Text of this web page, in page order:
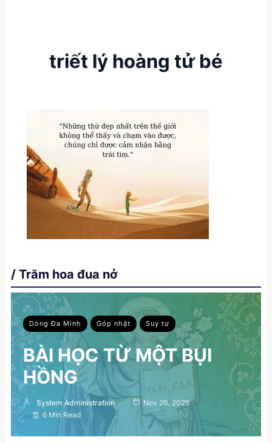
triết lý hoàng tử bé
/ Trăm hoa đua nở
Dòng Đa Minh Góp nhặt Suy tư
BÀI HỌC TỪ MỘT BỤI
HỒNG
System Administration
Nov 20, 2025
6 Min Read